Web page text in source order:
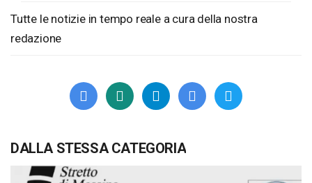
Tutte le notizie in tempo reale a cura della nostra
redazione
DALLA STESSA CATEGORIA